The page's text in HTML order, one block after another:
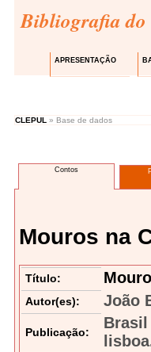
Bibliografia do
APRESENTAÇÃO
CLEPUL » Base de dados
Contos
Mouros na
Título:
Autor(es): João
Publicação: